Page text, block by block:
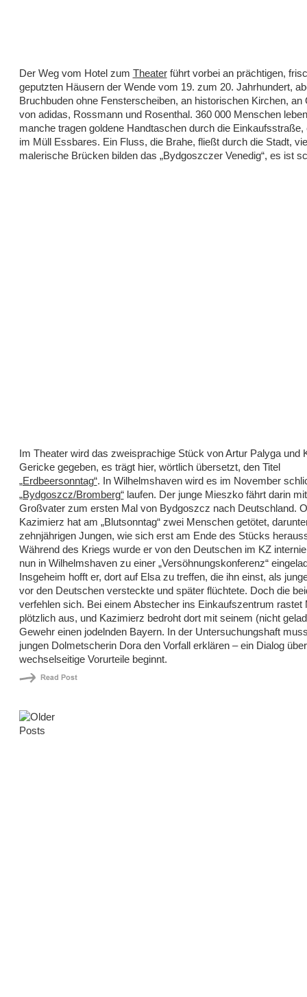
Der Weg vom Hotel zum Theaterführt vorbei an prächtigen,
geputzten Häusern der Wende vom 19. zum 20. Jahrhundert,
Bruchbuden ohne Fensterscheiben, an historischen Kirchen, an
von adidas, Rossmann und Rosenthal. 360 000 Menschen
manche tragen goldene Handtaschen durch die Einkaufsstraße,
im Müll Essbares. Ein Fluss, die Brahe, fließt durch die Stadt,
malerische Brücken bilden das „Bydgoszczer Venedig“, es ist
Im Theater wird das zweisprachige Stück von Artur Palyga und
Gericke gegeben, es trägt hier, wörtlich übersetzt, den Titel
„Erdbeersonntag“. In Wilhelmshaven wird es im November
„Bydgoszcz/Bromberg“laufen. Der junge Mieszko fährt darin
Großvater zum ersten Mal von Bydgoszcz nach Deutschland.
Kazimierz hat am „Blutsonntag“ zwei Menschen getötet,
zehnjährigen Jungen, wie sich erst am Ende des Stücks
Während des Kriegs wurde er von den Deutschen im KZ
nun in Wilhelmshaven zu einer „Versöhnungskonferenz“
Insgeheim hofft er, dort auf Elsa zu treffen, die ihn einst, als
vor den Deutschen versteckte und später flüchtete. Doch die
verfehlen sich. Bei einem Abstecher ins Einkaufszentrum rastet
plötzlich aus, und Kazimierz bedroht dort mit seinem (nicht
Gewehr einen jodelnden Bayern. In der Untersuchungshaft
jungen Dolmetscherin Dora den Vorfall erklären – ein Dialog über
wechselseitige Vorurteile beginnt.